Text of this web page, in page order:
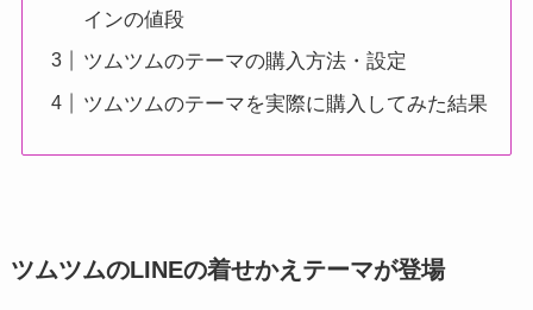
インの値段
ツムツムのテーマの購入方法・設定
ツムツムのテーマを実際に購入してみた結果
ツムツムのLINEの着せかえテーマが登場